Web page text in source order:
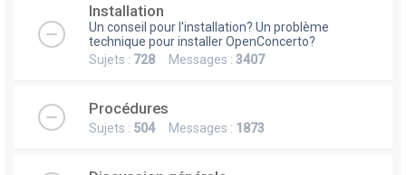
Installation
Un conseil pour l'installation? Un problème
technique pour installer OpenConcerto?
Sujets : 728 Messages : 3407
Procédures
Sujets : 504Messages : 1873